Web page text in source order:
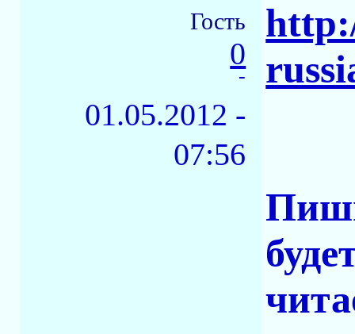
Гость
0
-
01.05.2012 -
07:56